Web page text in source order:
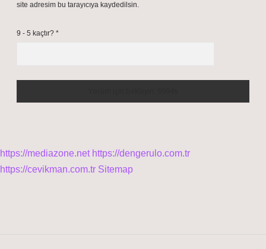
site adresim bu tarayıcıya kaydedilsin.
9 - 5 kaçtır? *
https://mediazone.net https://dengerulo.com.tr
https://cevikman.com.tr Sitemap